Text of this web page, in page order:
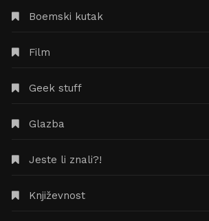
Boemski kutak
Film
Geek stuff
Glazba
Jeste li znali?!
Književnost